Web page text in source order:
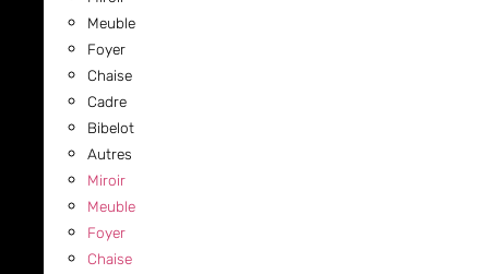
Meuble
Foyer
Chaise
Cadre
Bibelot
Autres
Miroir
Meuble
Foyer
Chaise